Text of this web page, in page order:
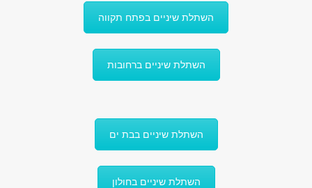
השתלת שיניים בפתח תקווה
השתלת שיניים ברחובות
השתלת שיניים בבת ים
השתלת שיניים בחולון